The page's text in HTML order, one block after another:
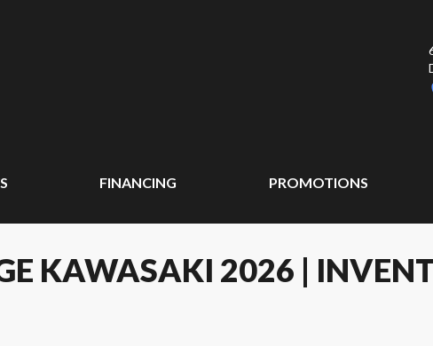
FINANCING PROMOTIONS
KAWASAKI 2026 |